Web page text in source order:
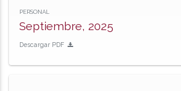
PERSONAL
Septiembre, 2025
Descargar PDF